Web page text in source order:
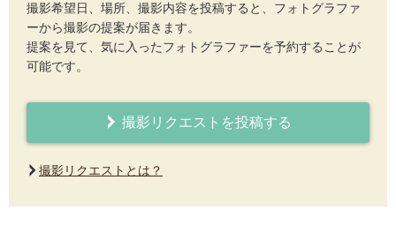
撮影希望日、場所、撮影内容を投稿すると、フォトグラファ
ーから撮影の提案が届きます。
提案を見て、気に入ったフォトグラファーを予約することが
可能です。
撮影リクエストを投稿する
撮影リクエストとは？